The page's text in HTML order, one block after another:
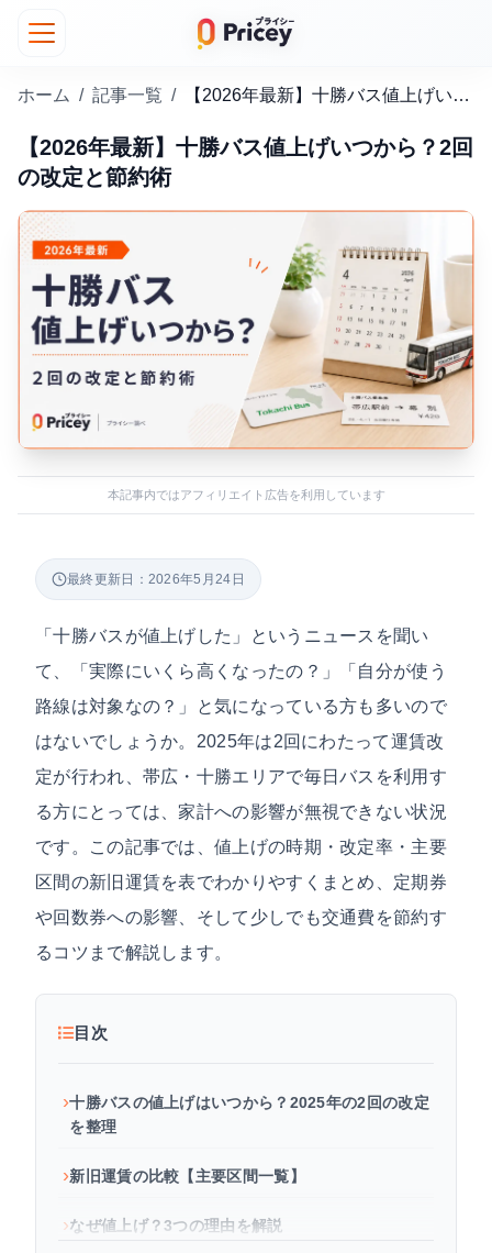
ホーム / 記事一覧 / 【2026年最新】十勝バス値上げいつから？2回の改定と節約術
【2026年最新】十勝バス値上げいつから？2回
の改定と節約術
本記事内ではアフィリエイト広告を利用しています
最終更新日：2026年5月24日
「十勝バスが値上げした」というニュースを聞い
て、「実際にいくら高くなったの？」「自分が使う
路線は対象なの？」と気になっている方も多いので
はないでしょうか。2025年は2回にわたって運賃改
定が行われ、帯広・十勝エリアで毎日バスを利用す
る方にとっては、家計への影響が無視できない状況
です。この記事では、値上げの時期・改定率・主要
区間の新旧運賃を表でわかりやすくまとめ、定期券
や回数券への影響、そして少しでも交通費を節約す
るコツまで解説します。
目次
十勝バスの値上げはいつから？2025年の2回の改定
を整理
新旧運賃の比較【主要区間一覧】
なぜ値上げ？3つの理由を解説